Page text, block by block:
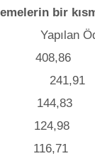
bir
124,98